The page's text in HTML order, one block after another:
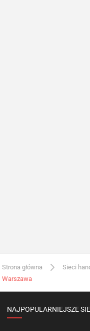
Strona główna Sieci
Warszawa
NAJPOPULARNIEJSZE